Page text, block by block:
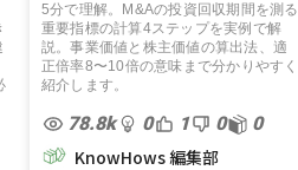
5分で理解。M&Aの投資回収期間を測る
重要指標の計算4ステップを実例で解
説。事業価値と株主価値の算出法、適
正倍率8〜10倍の意味まで分かりやすく
紹介します。
78.8k 0 1 0 0
KnowHows 編集部